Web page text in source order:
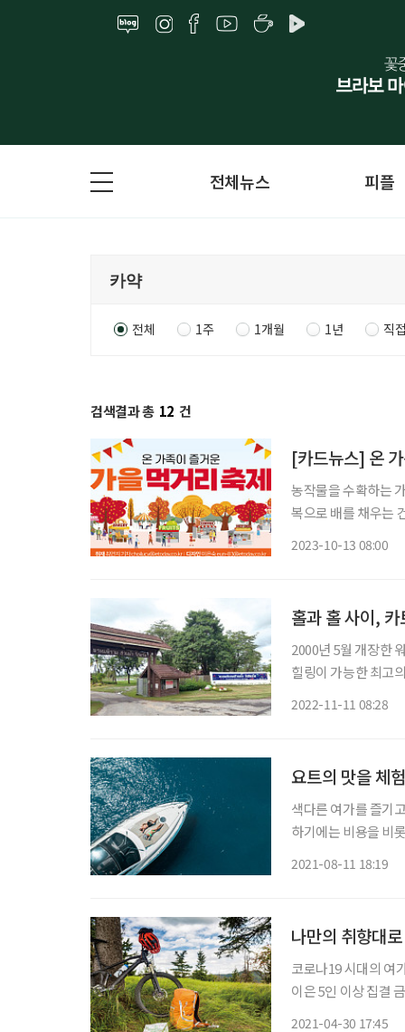
전체뉴스 피플
전체 1주 1개월 1년 직
검색결과 총 12 건
[카드뉴스] 온
농작물을 수확하는 가을에는 다
복으로 배를 채우는 건 어떨까? 안흥찐빵축제 10월15일까
2023-10-13 08:00
홀과 홀 사이,
2000년 5월 개장한
힐링이 가능한 최고
2022-11-11 08:28
요트의 맛을 체
색다른 여가를 즐기고 싶은
하기에는 비용을 비
2021-08-11 18:19
나만의 취향대
코로나19 시대의 여
이은 5인 이상 집결
2021-04-30 17:45